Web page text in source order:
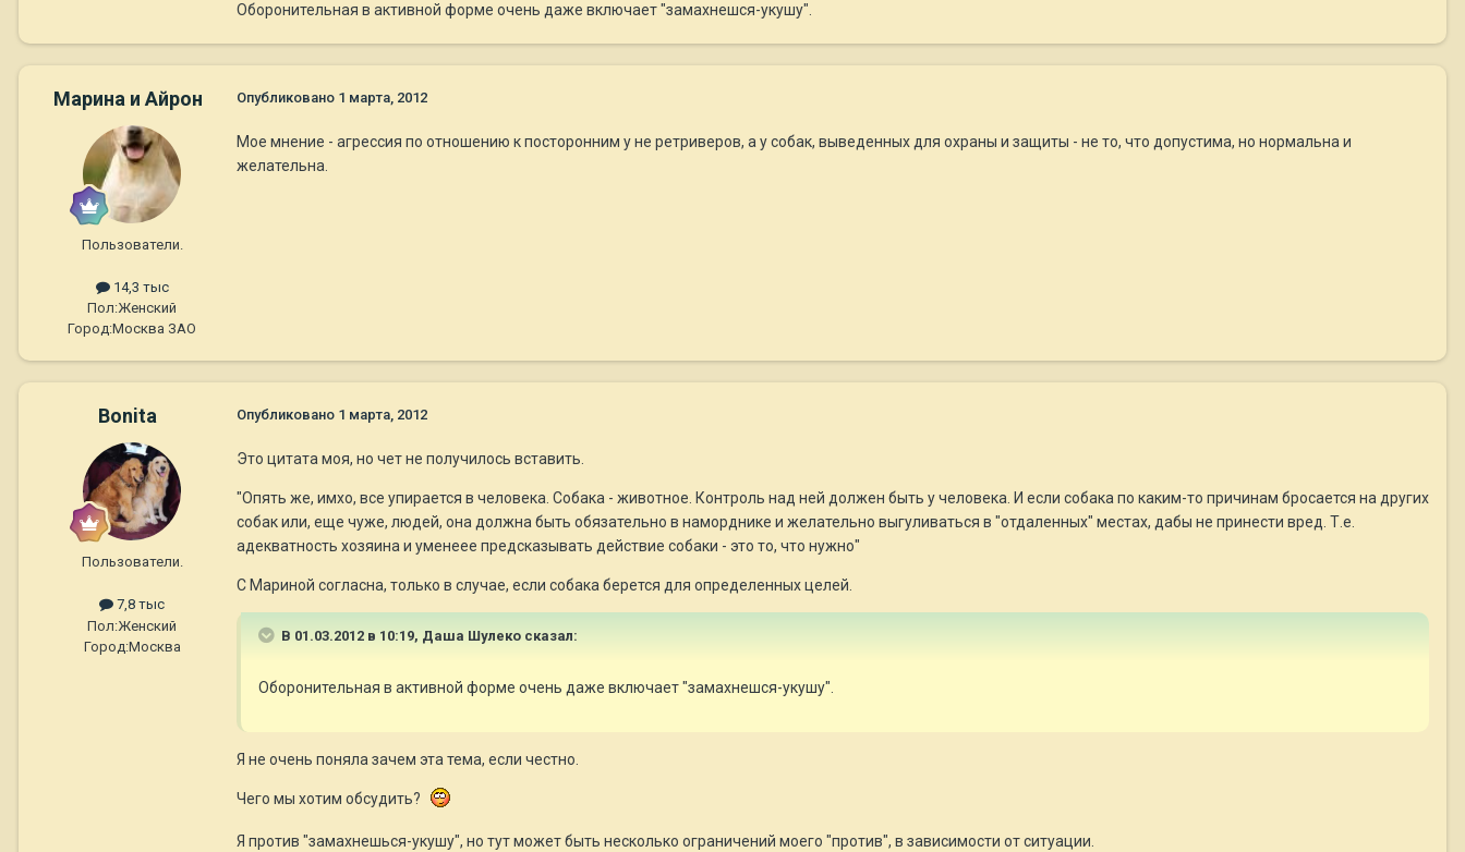
Оборонительная в активной форме очень даже включает "замахнешся-укушу".
Марина и Айрон
Пользователи.
14,3 тыс
Пол:Женский
Город:Москва ЗАО
Опубликовано 1 марта, 2012
Мое мнение - агрессия по отношению к посторонним у не ретриверов, а у собак, выведенных для охраны и защиты - не то, что допустима, но нормальна и
желательна.
Bonita
Пользователи.
7,8 тыс
Пол:Женский
Город:Москва
Опубликовано 1 марта, 2012
Это цитата моя, но чет не получилось вставить.
"Опять же, имхо, все упирается в человека. Собака - животное. Контроль над ней должен быть у человека. И если собака по каким-то причинам бросается на других
собак или, еще чуже, людей, она должна быть обязательно в наморднике и желательно выгуливаться в "отдаленных" местах, дабы не принести вред. Т.е.
адекватность хозяина и уменеее предсказывать действие собаки - это то, что нужно"
С Мариной согласна, только в случае, если собака берется для определенных целей.
В 01.03.2012 в 10:19, Даша Шулеко сказал:
Оборонительная в активной форме очень даже включает "замахнешся-укушу".
Я не очень поняла зачем эта тема, если честно.
Чего мы хотим обсудить?
Я против "замахнешься-укушу", но тут может быть несколько ограничений моего "против", в зависимости от ситуации.